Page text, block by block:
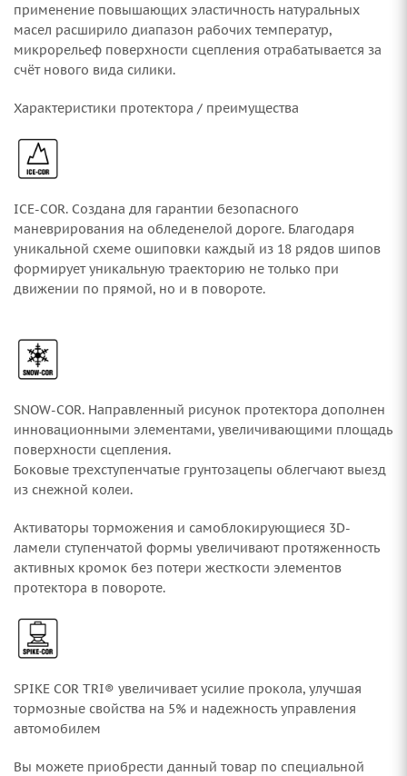
применение повышающих эластичность натуральных
масел расширило диапазон рабочих температур,
микрорельеф поверхности сцепления отрабатывается за
счёт нового вида силики.
Характеристики протектора / преимущества
ICE-COR. Создана для гарантии безопасного
маневрирования на обледенелой дороге. Благодаря
уникальной схеме ошиповки каждый из 18 рядов шипов
формирует уникальную траекторию не только при
движении по прямой, но и в повороте.
SNOW-COR. Направленный рисунок протектора дополнен
инновационными элементами, увеличивающими площадь
поверхности сцепления.
Боковые трехступенчатые грунтозацепы облегчают выезд
из снежной колеи.
Активаторы торможения и самоблокирующиеся 3D-
ламели ступенчатой формы увеличивают протяженность
активных кромок без потери жесткости элементов
протектора в повороте.
SPIKE COR TRI® увеличивает усилие прокола, улучшая
тормозные свойства на 5% и надежность управления
автомобилем
Вы можете приобрести данный товар по специальной